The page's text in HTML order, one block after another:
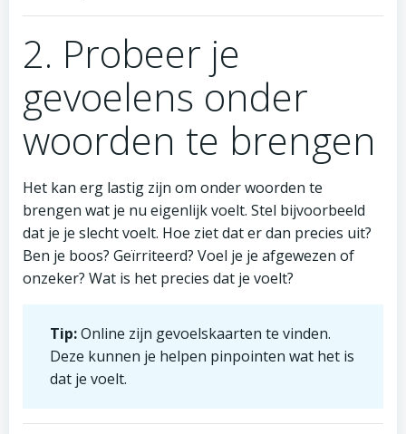
2. Probeer je
gevoelens onder
woorden te brengen
Het kan erg lastig zijn om onder woorden te
brengen wat je nu eigenlijk voelt. Stel bijvoorbeeld
dat je je slecht voelt. Hoe ziet dat er dan precies uit?
Ben je boos? Geïrriteerd? Voel je je afgewezen of
onzeker? Wat is het precies dat je voelt?
Tip:Online zijn gevoelskaarten te vinden.
Deze kunnen je helpen pinpointen wat het is
dat je voelt.